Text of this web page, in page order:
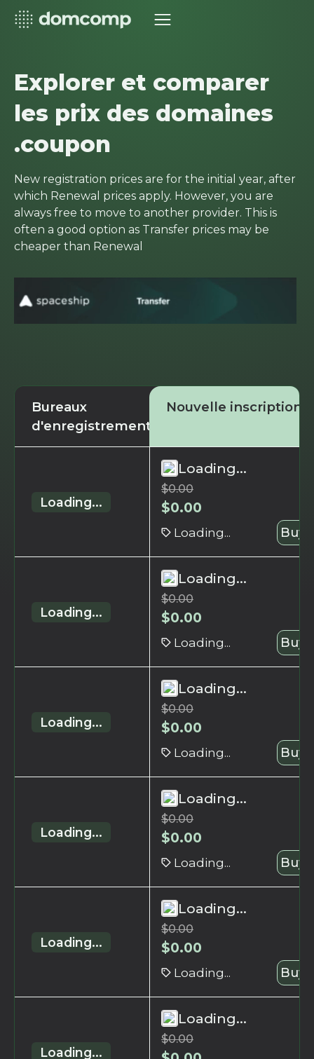
Explorer et comparer
les prix des domaines
.coupon
New registration prices are for the initial year, after
which Renewal prices apply. However, you are
always free to move to another provider. This is
often a good option as Transfer prices may be
cheaper than Renewal
Bureaux
d'enregistrement
Nouvelle inscription
Loading...
Loading...
$0.00
$0.00
Loading... Buy
Loading...
Loading...
$0.00
$0.00
Loading... Buy
Loading...
Loading...
$0.00
$0.00
Loading... Buy
Loading...
Loading...
$0.00
$0.00
Loading... Buy
Loading...
Loading...
$0.00
$0.00
Loading... Buy
Loading...
Loading...
$0.00